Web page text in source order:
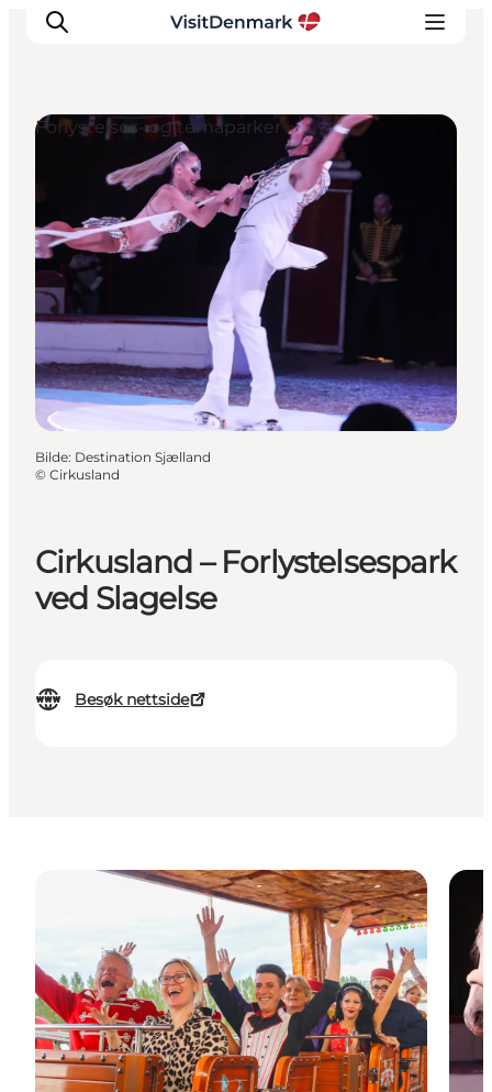
Inspirasjon
Reisemål
Aktiviteter
Overnatting
Planlegg reisen
Cirkusland – Forlystelsespark
ved Slagelse
Besøk nettside
Forlystelses- og temaparker
Bilde: Destination Sjælland
© Cirkusland